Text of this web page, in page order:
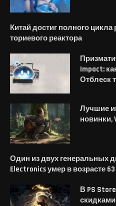
Китай достиг полного
ториевого реактора
Impact:
Отблеск
Лучшие
новинки,
Один из двух генеральных
Electronics умер в возрасте
В PS